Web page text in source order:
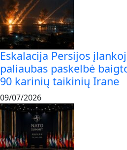
Eskalacija Persijos
paliaubas paskelbė
90 karinių taikinių Irane
09/07/2026